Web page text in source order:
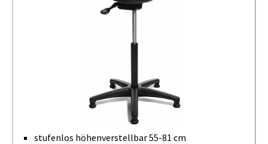
stufenlos höhenverstellbar 55-81 cm